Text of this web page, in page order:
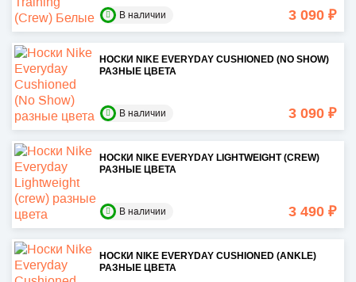
В наличии 3 090 ₽
НОСКИ NIKE EVERYDAY CUSHIONED (NO SHOW)
РАЗНЫЕ ЦВЕТА
В наличии 3 090 ₽
НОСКИ NIKE EVERYDAY LIGHTWEIGHT (CREW)
РАЗНЫЕ ЦВЕТА
В наличии 3 490 ₽
НОСКИ NIKE EVERYDAY CUSHIONED (ANKLE)
РАЗНЫЕ ЦВЕТА